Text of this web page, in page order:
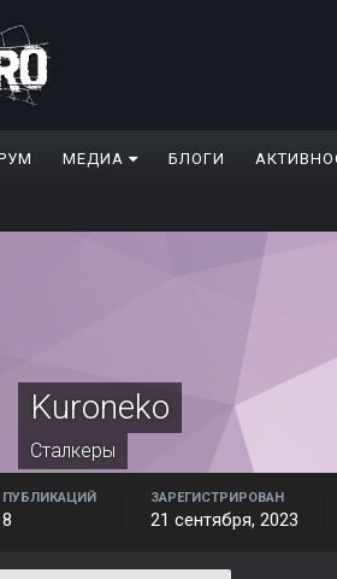
МЕДИА БЛОГИ
Kuroneko
Сталкеры
ПУБЛИКАЦИЙ
8
ЗАРЕГИСТРИРОВАН
21 сентября, 2023